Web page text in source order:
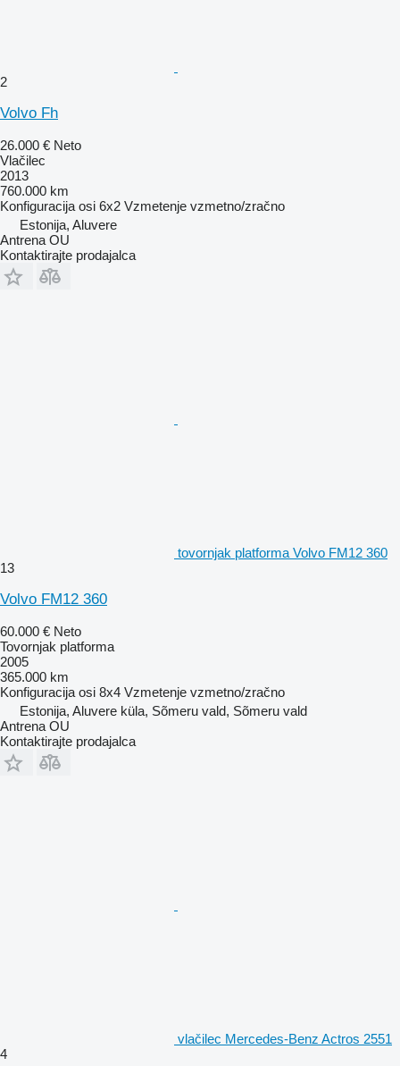
2
Volvo Fh
26.000 € Neto
Vlačilec
2013
760.000 km
Konfiguracija osi 6x2 Vzmetenje vzmetno/zračno
Estonija, Aluvere
Antrena OU
Kontaktirajte prodajalca
tovornjak platforma Volvo FM12 360
13
Volvo FM12 360
60.000 € Neto
Tovornjak platforma
2005
365.000 km
Konfiguracija osi 8x4 Vzmetenje vzmetno/zračno
Estonija, Aluvere küla, Sõmeru vald, Sõmeru vald
Antrena OU
Kontaktirajte prodajalca
vlačilec Mercedes-Benz Actros 2551
4